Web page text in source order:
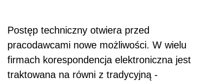
Postęp techniczny otwiera przed
pracodawcami nowe możliwości. W wielu
firmach korespondencja elektroniczna jest
traktowana na równi z tradycyjną -